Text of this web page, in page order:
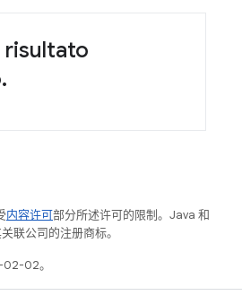
risultato
内容许可部分所述许可的限制。Java 和
联公司的注册商标。
02。